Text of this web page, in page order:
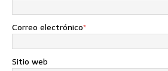
Correo electrónico*
Sitio web